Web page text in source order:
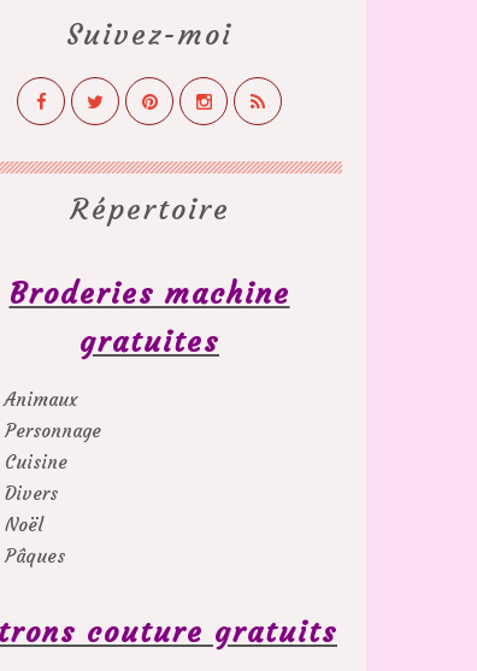
Suivez-moi
Répertoire
Broderies machine
gratuites
Animaux
Personnage
Cuisine
Divers
Noël
Pâques
couture gratuits